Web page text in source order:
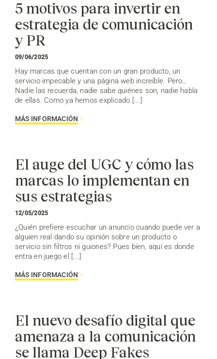
5 motivos para invertir en
estrategia de comunicación
y PR
09/06/2025
Hay marcas que cuentan con un gran producto, un
servicio impecable y una página web increíble. Pero…
Nadie las recuerda, nadie sabe quiénes son, nadie habla
de ellas. Como ya hemos explicado [...]
MÁS INFORMACIÓN
El auge del UGC y cómo las
marcas lo implementan en
sus estrategias
12/05/2025
¿Quién prefiere escuchar un anuncio cuando puede ver a
alguien real dando su opinión sobre un producto o
servicio sin filtros ni guiones? Pues bien, aquí es donde
entra en juego el [...]
MÁS INFORMACIÓN
El nuevo desafío digital que
amenaza a la comunicación
se llama Deep Fakes